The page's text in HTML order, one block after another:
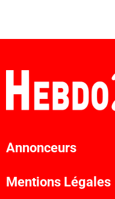
Annonceurs
Mentions Légales